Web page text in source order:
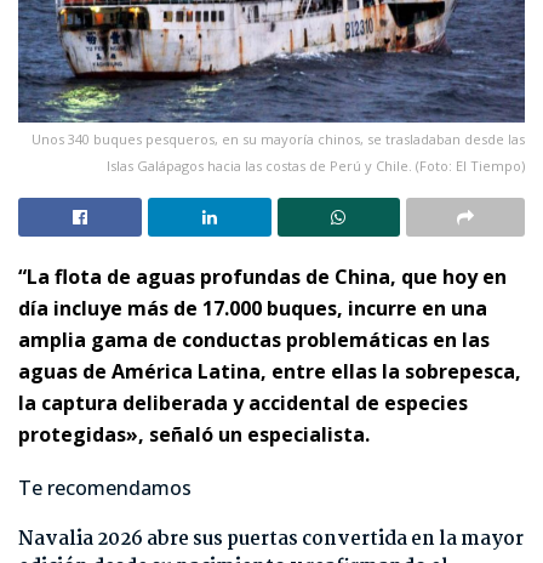
Unos 340 buques pesqueros, en su mayoría chinos, se trasladaban desde las
Islas Galápagos hacia las costas de Perú y Chile. (Foto: El Tiempo)
“La flota de aguas profundas de China, que hoy en
día incluye más de 17.000 buques, incurre en una
amplia gama de conductas problemáticas en las
aguas de América Latina, entre ellas la sobrepesca,
la captura deliberada y accidental de especies
protegidas», señaló un especialista.
Te recomendamos
Navalia 2026 abre sus puertas convertida en la mayor